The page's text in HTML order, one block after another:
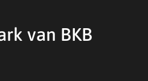
van BKB